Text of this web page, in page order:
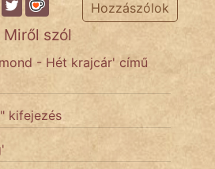
Hozzászólok
Miről szól
- Hét krajcár' című
kifejezés